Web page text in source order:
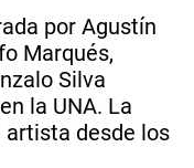
por Agustín
Marqués,
Silva
la UNA. La
artista desde los